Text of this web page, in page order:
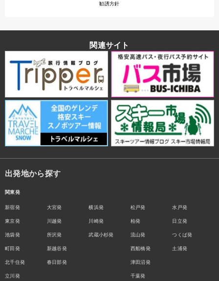
勧誘方針
関連サイト
出発地から探す
関東発
新宿発
東京発
池袋発
町田発
北千住発
立川発
大宮発
川越発
所沢発
新越谷発
春日部発
横浜発
川崎発
武蔵小杉発
松戸発
柏発
流山発
西船橋発
津田沼発
千葉発
水戸発
日立発
つくば発
土浦発